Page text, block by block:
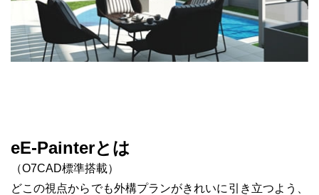
eE-Painterとは
（O7CAD標準搭載）
どこの視点からでも外構プランがきれいに引き立つよう、